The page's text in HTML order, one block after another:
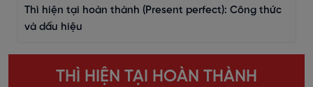
Thì hiện tại hoàn thành (Present perfect): Công thức
và dấu hiệu
THÌ HIỆN TẠI HOÀN THÀNH